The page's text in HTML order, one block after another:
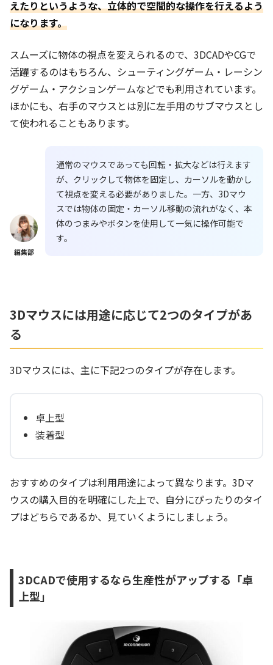
えたりというような、立体的で空間的な操作を行えるよう
になります。
スムーズに物体の視点を変えられるので、3DCADやCGで
活躍するのはもちろん、シューティングゲーム・レーシン
グゲーム・アクションゲームなどでも利用されています。
ほかにも、右手のマウスとは別に左手用のサブマウスとし
て使われることもあります。
編集部
通常のマウスであっても回転・拡大などは行えます
が、クリックして物体を固定し、カーソルを動かし
て視点を変える必要がありました。一方、3Dマウ
スでは物体の固定・カーソル移動の流れがなく、本
体のつまみやボタンを使用して一気に操作可能で
す。
3Dマウスには用途に応じて2つのタイプがあ
る
3Dマウスには、主に下記2つのタイプが存在します。
卓上型
装着型
おすすめのタイプは利用用途によって異なります。3Dマ
ウスの購入目的を明確にした上で、自分にぴったりのタイ
プはどちらであるか、見ていくようにしましょう。
3DCADで使用するなら生産性がアップする「卓
上型」